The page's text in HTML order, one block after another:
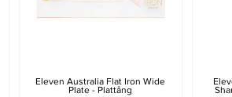
Eleven Australia Flat Iron Wide
Plate - Plattång